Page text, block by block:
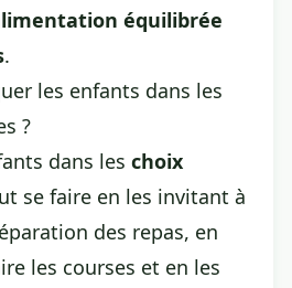
équilibrée
.
les enfants dans les
?
dans les choix
se faire en les invitant à
des repas, en
les courses et en les